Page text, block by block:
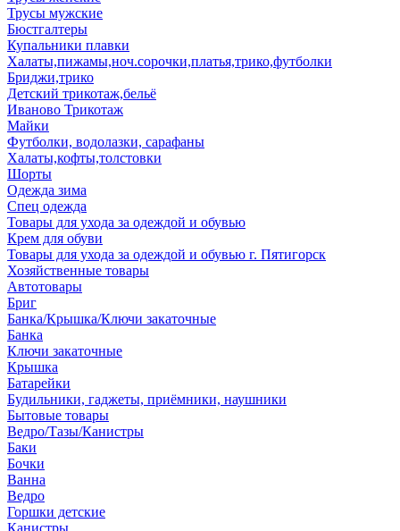
Трусы мужские
Бюстгалтеры
Купальники плавки
Халаты,пижамы,ноч.сорочки,платья,трико,футболки
Бриджи,трико
Детский трикотаж,бельё
Иваново Трикотаж
Майки
Футболки, водолазки, сарафаны
Халаты,кофты,толстовки
Шорты
Одежда зима
Спец одежда
Товары для ухода за одеждой и обувью
Крем для обуви
Товары для ухода за одеждой и обувью г. Пятигорск
Хозяйственные товары
Автотовары
Бриг
Банка/Крышка/Ключи закаточные
Банка
Ключи закаточные
Крышка
Батарейки
Будильники, гаджеты, приёмники, наушники
Бытовые товары
Ведро/Тазы/Канистры
Баки
Бочки
Ванна
Ведро
Горшки детские
Канистры